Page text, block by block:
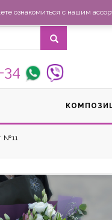
34
№11
ознакомиться с нашим